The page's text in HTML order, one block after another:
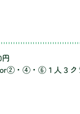
円
・④・⑥１人３ク